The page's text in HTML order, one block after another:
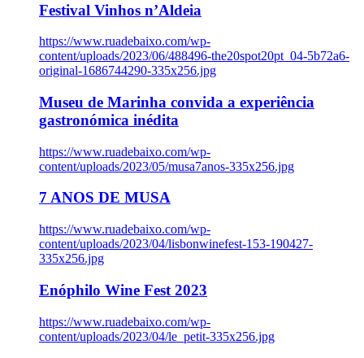
Festival Vinhos n’Aldeia
https://www.ruadebaixo.com/wp-
content/uploads/2023/06/488496-the20spot20pt_04-5b72a6-
original-1686744290-335x256.jpg
Museu de Marinha convida a experiência
gastronómica inédita
https://www.ruadebaixo.com/wp-
content/uploads/2023/05/musa7anos-335x256.jpg
7 ANOS DE MUSA
https://www.ruadebaixo.com/wp-
content/uploads/2023/04/lisbonwinefest-153-190427-
335x256.jpg
Enóphilo Wine Fest 2023
https://www.ruadebaixo.com/wp-
content/uploads/2023/04/le_petit-335x256.jpg